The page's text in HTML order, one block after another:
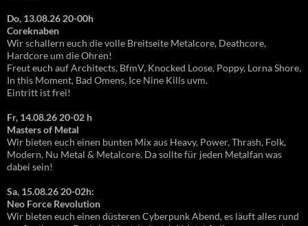
Do, 13.08.26 20-00h
Coreknaben
Wir schallern euch die volle Breitseite Metalcore, Deathcore,
Hardcore um die Ohren!
Freut euch auf Architects, BfmV, Knocked Loose, Poppy, Lorna Shore,
In this Moment, Bad Omens, Ice Nine Kills uvm.
Eintritt ist frei!
Fr, 14.08.26 20-02 h
Masters of Metal
Wir bieten euch einen bunten Mix aus Heavy, Power, Thrash, Folk,
Modern, Nu Metal & Metalcore. Da sollte für jeden Metalfan was
dabei sein!
Sa, 15.08.26 20-02h:
Neo Force Revolution
Wir bieten euch einen düsteren Cyberpunk Abend, es läuft alles rund